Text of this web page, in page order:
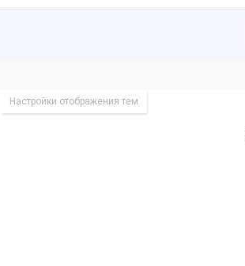
Настройки отображения тем